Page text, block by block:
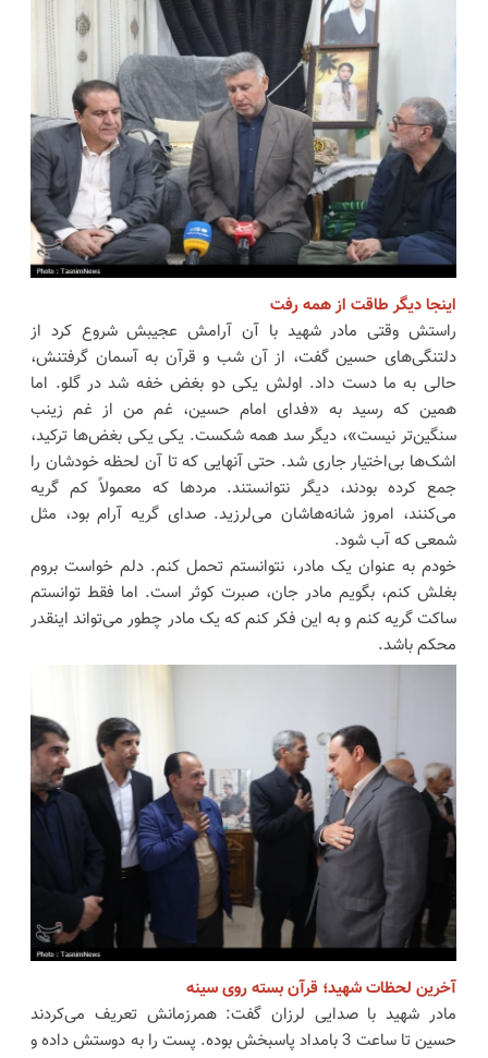
اینجا دیگر طاقت از همه رفت
راستش وقتی مادر شهید با آن آرامش عجیبش شروع کرد از
دلتنگی‌های حسین گفت، از آن شب و قرآن به آسمان گرفتنش،
حالی به ما دست داد. اولش یکی دو بغض خفه شد در گلو. اما
همین که رسید به «فدای امام حسین، غم من از غم زینب
سنگین‌تر نیست»، دیگر سد همه شکست. یکی یکی بغض‌ها ترکید،
اشک‌ها بی‌اختیار جاری شد. حتی آنهایی که تا آن لحظه خودشان را
جمع کرده بودند، دیگر نتوانستند. مردها که معمولاً کم گریه
می‌کنند، امروز شانه‌هاشان می‌لرزید. صدای گریه آرام بود، مثل
شمعی که آب شود.
خودم به عنوان یک مادر، نتوانستم تحمل کنم. دلم خواست بروم
بغلش کنم، بگویم مادر جان، صبرت کوثر است. اما فقط توانستم
ساکت گریه کنم و به این فکر کنم که یک مادر چطور می‌تواند اینقدر
محکم باشد.
آخرین لحظات شهید؛ قرآن بسته روی سینه
مادر شهید با صدایی لرزان گفت: همرزمانش تعریف می‌کردند
حسین تا ساعت 3 بامداد پاسبخش بوده. پست را به دوستش داده و